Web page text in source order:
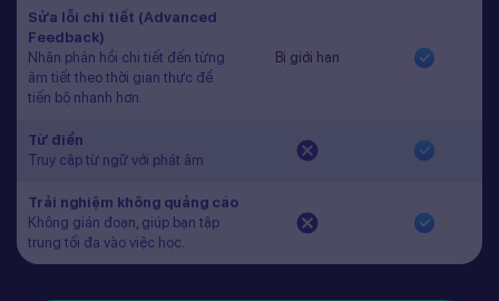
Sửa lỗi chi tiết (Advanced
Feedback)
Nhận phản hồi chi tiết đến từng
âm tiết theo thời gian thực để
tiến bộ nhanh hơn.
Bị giới hạn
Từ điển
Truy cập từ ngữ với phát âm
Trải nghiệm không quảng cáo
Không gián đoạn, giúp bạn tập
trung tối đa vào việc học.